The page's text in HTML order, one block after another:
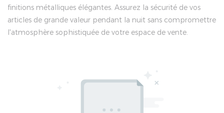
finitions métalliques élégantes. Assurez la sécurité de vos
articles de grande valeur pendant la nuit sans compromettre
l'atmosphère sophistiquée de votre espace de vente.